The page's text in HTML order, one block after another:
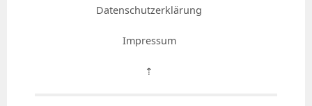
Datenschutzerklärung
Impressum
⇡